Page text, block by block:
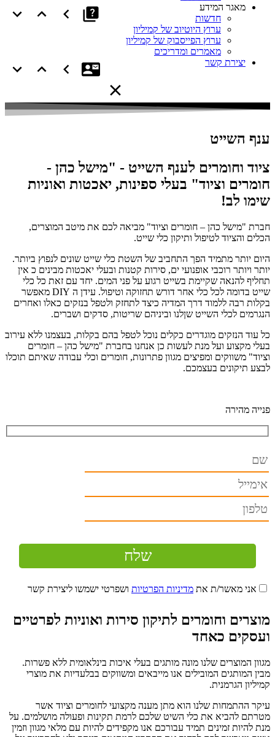
מאגר המידע
חדשות
ערוץ היוטיוב של קמיליון
ערוץ הפייסבוק של קמיליון
מאמרים ומדריכים
יצירת קשר
ענף השייט
ציוד וחומרים לענף השייט - "מישל כהן -
חומרים וציוד" בעלי ספינות, יאכטות ואוניות
שימו לב!
חברת "מישל כהן – חומרים וציוד" מביאה לכם את מיטב המוצרים,
הכלים והציוד לטיפול ותיקון כלי שייט.
היום יותר מתמיד הפך התחביב של השטת כלי שייט שונים לנפוץ ביותר.
יותר ויותר רוכבי אופנועי ים, סירות קטנות ובעלי יאכטות מבינים כ אין
תחליף להנאה שקיימת בשייט רגוע על פני המים. יחד עם זאת כל כלי
שייט בדומה לכל כלי אחר דורש תחזוקה וטיפול. עידן ה DIY מאפשר
בקלות רבה ללמוד דרך המדיה כיצד לתחזק ולטפל בנזקים כאלו ואחרים
הנגרמים לכלי השייט שןלנו וביניהם שריטות, סדקים ושברים.
כל עוד הנזקים מוגדרים כקלים נוכל לטפל בהם בקלות, בעצמנו ללא עירוב
בעלי מקצוע ועל מנת לעשות כן אנחנו בחברת "מישל כהן – חומרים
וציוד" משווקים ומפיצים מגוון פתרונות, חומרים וכלי עבודה שאיתם תוכלו
לבצע תיקונים בעצמכם.
פנייה מהירה
אני מאשר/ת את מדיניות הפרטיות ושפרטי ישמשו ליצירת קשר
מוצרים וחומרים לתיקון סירות ואוניות לפרטיים
ועסקים כאחד
מגוון המוצרים שלנו מונה מותגים בעלי איכות בינלאומית ללא פשרות.
מבין המותגים המובילים אנו מייבאים ומשווקים בבלעדיות את מוצרי
קמיליון הגרמנית.
עיקר ההתמחות שלנו הוא מתן מענה מקצועי לחומרים וציוד אשר
מטרתם להביא את כלי השיט שלכם לרמת תקינות ופעולה מושלמים. על
מנת להיות זמינים תמיד עבורכם אנו מקפידים להיות עם מלאי מגוון וזמין